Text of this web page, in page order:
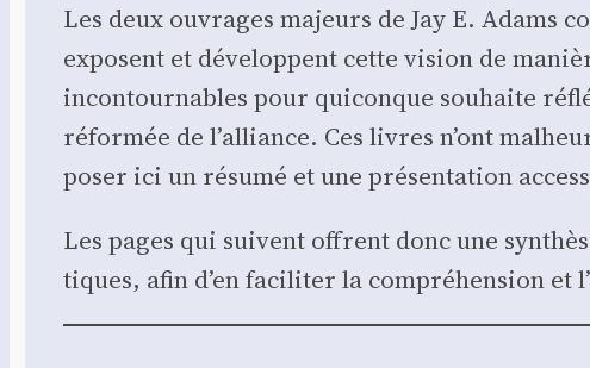
Les deux ouvrages majeurs de Jay E. Adams
exposent et déve­loppent cette vision de
incon­tour­nables pour qui­conque sou­haite
réfor­mée de l’alliance. Ces livres n’ont
po­ser ici un résu­mé et une pré­sen­ta­tion
Les pages qui suivent offrent donc une
tiques, afin d’en faci­li­ter la com­pré­hen­sion et